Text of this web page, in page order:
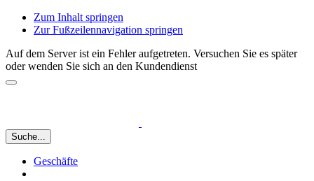
Zum Inhalt springen
Zur Fußzeilennavigation springen
Auf dem Server ist ein Fehler aufgetreten. Versuchen Sie es später
oder wenden Sie sich an den Kundendienst
Suche...
Geschäfte